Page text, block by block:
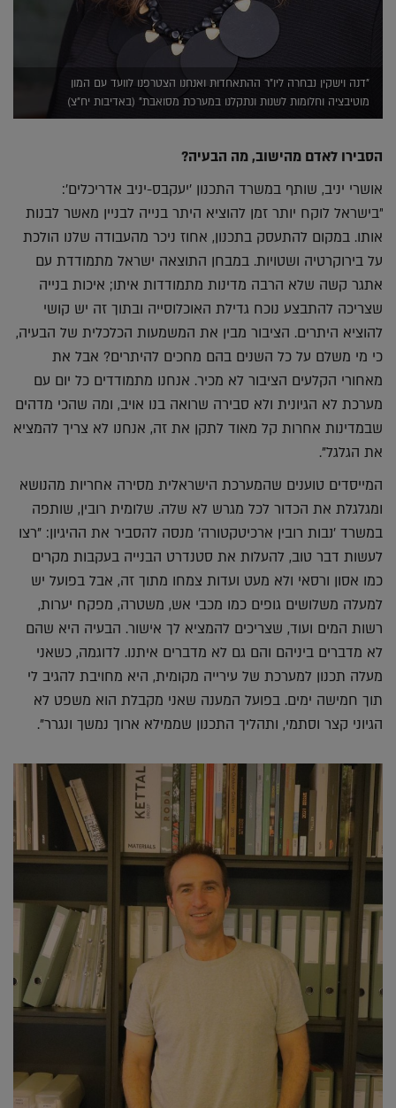
"דנה וישקין נבחרה ליו"ר ההתאחדות ואנחנו הצטרפנו לוועד עם המון
מוטיבציה וחלומות לשנות ונתקלנו במערכת מסואבת" (באדיבות יח"צ)
הסבירו לאדם מהישוב, מה הבעיה?
אושרי יניב, שותף במשרד התכנון 'יעקבס-יניב אדריכלים':
"בישראל לוקח יותר זמן להוציא היתר בנייה לבניין מאשר לבנות
אותו. במקום להתעסק בתכנון, אחוז ניכר מהעבודה שלנו הולכת
על בירוקרטיה ושטויות. במבחן התוצאה ישראל מתמודדת עם
אתגר קשה שלא הרבה מדינות מתמודדות איתו; איכות בנייה
שצריכה להתבצע נוכח גדילת האוכלוסייה ובתוך זה יש קושי
להוציא היתרים. הציבור מבין את המשמעות הכלכלית של הבעיה,
כי מי משלם על כל השנים בהם מחכים להיתרים? אבל את
מאחורי הקלעים הציבור לא מכיר. אנחנו מתמודדים כל יום עם
מערכת לא הגיונית ולא סבירה שרואה בנו אויב, ומה שהכי מדהים
שבמדינות אחרות קל מאוד לתקן את זה, אנחנו לא צריך להמציא
את הגלגל".
המייסדים טוענים שהמערכת הישראלית מסירה אחריות מהנושא
ומגלגלת את הכדור לכל מגרש לא שלה. שלומית רובין, שותפה
במשרד 'נבות רובין ארכיטקטורה' מנסה להסביר את ההיגיון: "רצו
לעשות דבר טוב, להעלות את סטנדרט הבנייה בעקבות מקרים
כמו אסון ורסאי ולא מעט ועדות צמחו מתוך זה, אבל בפועל יש
למעלה משלושים גופים כמו מכבי אש, משטרה, מפקח יערות,
רשות המים ועוד, שצריכים להמציא לך אישור. הבעיה היא שהם
לא מדברים ביניהם והם גם לא מדברים איתנו. לדוגמה, כשאני
מעלה תכנון למערכת של עירייה מקומית, היא מחויבת להגיב לי
תוך חמישה ימים. בפועל המענה שאני מקבלת הוא משפט לא
הגיוני קצר וסתמי, ותהליך התכנון שממילא ארוך נמשך ונגרר".